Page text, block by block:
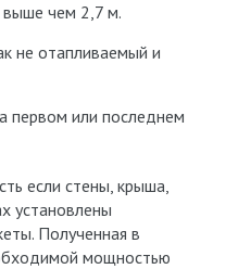
выше чем 2,7 м.
не отапливаемый и
первом или последнем
если стены, крыша,
установлены
Полученная в
мощностью